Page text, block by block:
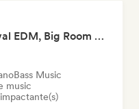
Mainstage ⚡ Festival EDM, Big Room & House Anthems
Bass Music
music